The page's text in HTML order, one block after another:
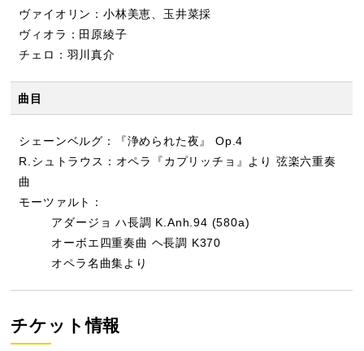
ヴァイオリン：小林美恵、玉井菜採
ヴィオラ：田原綾子
チェロ：羽川真介
曲目
シェーンベルグ：『浄められた夜』 Op.4
R.シュトラウス：オペラ『カプリッチョ』より 弦楽六重奏
曲
モーツァルト：
アダージョ ハ長調 K.Anh.94 (580a)
オーボエ四重奏曲 ヘ長調 K370
オペラ名曲集より
チケット情報